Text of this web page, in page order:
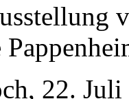
22.